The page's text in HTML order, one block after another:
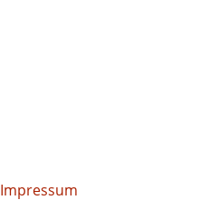
Impressum